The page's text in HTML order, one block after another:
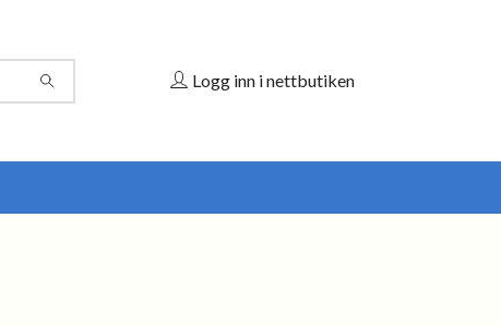
Logg inn i nettbutiken